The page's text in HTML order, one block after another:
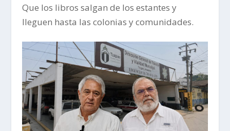
Que los libros salgan de los estantes y
lleguen hasta las colonias y comunidades.